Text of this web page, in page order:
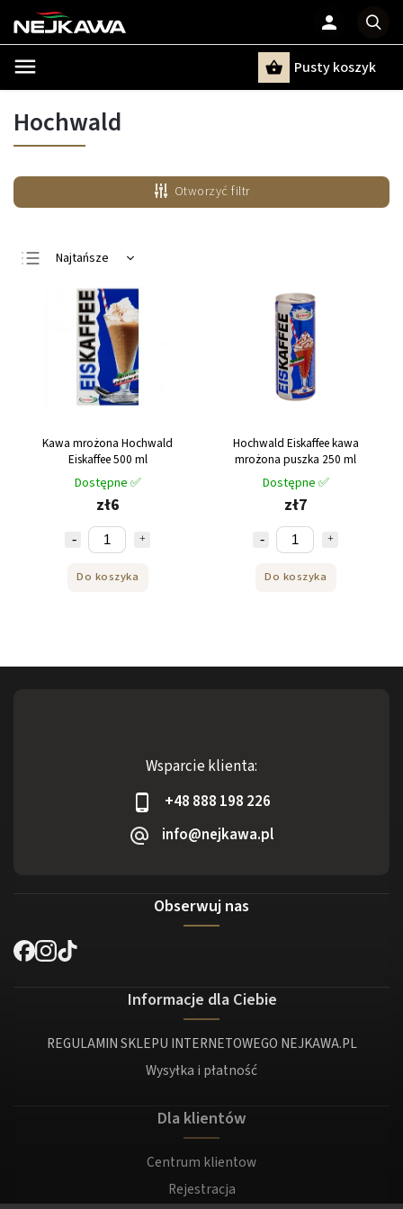
Pusty koszyk
Hochwald
Otworzyć filtr
Najtańsze
Najdroższe
Najczęściej
sprzedawane
Alfabetycznie
Kawa mrożona Hochwald
Eiskaffee 500 ml
Dostępne ✅
zł6
Do koszyka
Hochwald Eiskaffee kawa
mrożona puszka 250 ml
Dostępne ✅
zł7
Do koszyka
Wsparcie klienta:
+48 888 198 226
info@nejkawa.pl
Obserwuj nas
Informacje dla Ciebie
REGULAMIN SKLEPU INTERNETOWEGO NEJKAWA.PL
Wysyłka i płatność
Dla klientów
Centrum klientow
Rejestracja